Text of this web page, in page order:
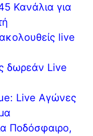
Κανάλια για
live
δωρεάν Live
Live Αγώνες
Ποδόσφαιρο,